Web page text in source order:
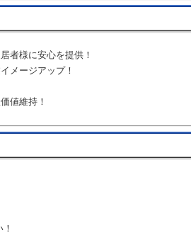
者様に安心を提供！
メージアップ！
値維持！